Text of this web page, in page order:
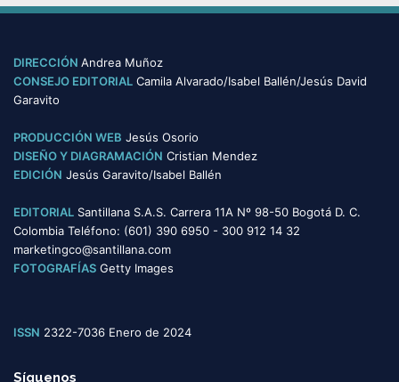
DIRECCIÓN Andrea Muñoz
CONSEJO EDITORIAL Camila Alvarado/Isabel Ballén/Jesús David
Garavito
PRODUCCIÓN WEB Jesús Osorio
DISEÑO Y DIAGRAMACIÓN Cristian Mendez
EDICIÓN Jesús Garavito/Isabel Ballén
EDITORIAL Santillana S.A.S. Carrera 11A Nº 98-50 Bogotá D. C.
Colombia Teléfono: (601) 390 6950 - 300 912 14 32
marketingco@santillana.com
FOTOGRAFÍAS Getty Images
ISSN 2322-7036 Enero de 2024
Síguenos